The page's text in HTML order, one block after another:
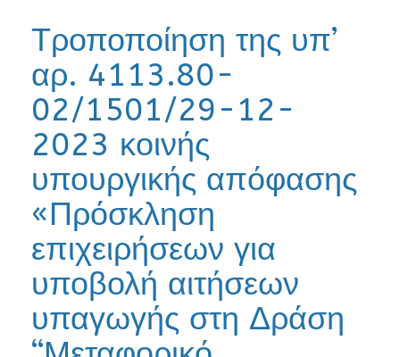
Τροποποίηση της υπ’
αρ. 4113.80-
02/1501/29-12-
2023 κοινής
υπουργικής απόφασης
«Πρόσκληση
επιχειρήσεων για
υποβολή αιτήσεων
υπαγωγής στη Δράση